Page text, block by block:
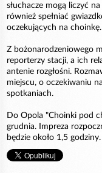
słuchacze mogą liczyć
również spełniać
oczekujących na choinkę.
Z bożonarodzeniowego
reporterzy stacji, a ich
antenie rozgłośni.
miejscu, o oczekiwaniu
spotkaniach.
Do Opola "Choinki pod
grudnia. Impreza
będzie około 1,5 godziny.